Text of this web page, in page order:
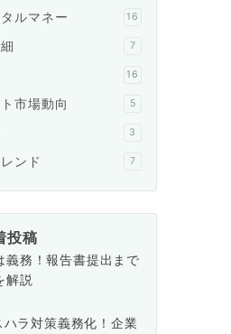
ルマネー 16
7
16
市場動向 5
3
ンド 7
投稿
義務！報告書提出まで
解説
ラ対策義務化！企業